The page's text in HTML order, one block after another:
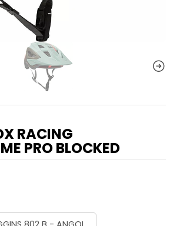
RACING
PRO BLOCKED